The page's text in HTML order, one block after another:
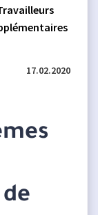
17.02.2020